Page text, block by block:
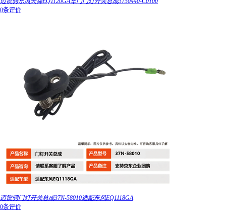
0条评价
迈锐骋门灯开关总成37N-58010适配东风EQ1118GA
0条评价